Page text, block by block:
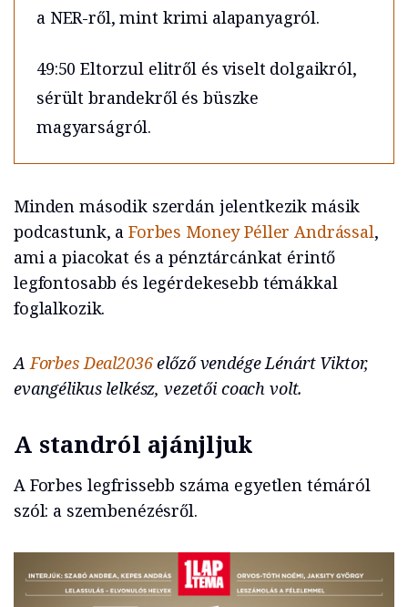
a NER-ről, mint krimi alapanyagról.
49:50 Eltorzul elitről és viselt dolgaikról,
sérült brandekről és büszke
magyarságról.
Minden második szerdán jelentkezik másik
podcastunk, a Forbes Money Péller Andrással,
ami a piacokat és a pénztárcánkat érintő
legfontosabb és legérdekesebb témákkal
foglalkozik.
A Forbes Deal2036előző vendége Lénárt Viktor,
evangélikus lelkész, vezetői coach volt.
A standról ajánjljuk
A Forbes legfrissebb száma egyetlen témáról
szól: a szembenézésről.